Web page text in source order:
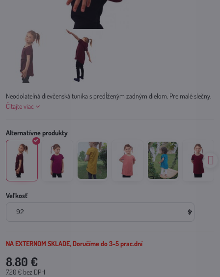
Neodolateľná dievčenská tunika s predĺženým zadným dielom. Pre malé slečny.
Čítajte viac
Veľkosť
NA EXTERNOM SKLADE, Doručíme do 3-5 prac.dní
8.80 €
7.20 € bez DPH